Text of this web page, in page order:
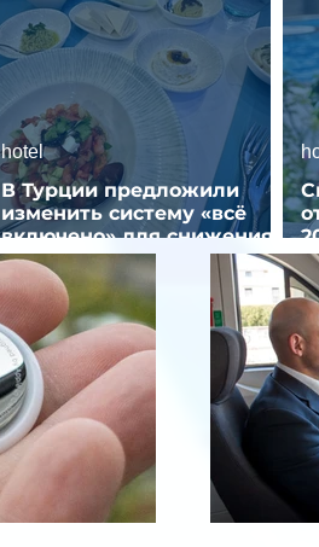
В Турции предложили
изменить систему «всё
включено» для снижения
стоимости отдыха
hotel